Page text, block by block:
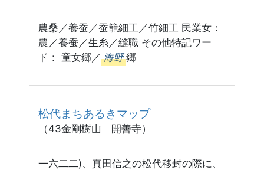
農桑／養蚕／蚕籠細工／竹細工 民業女：
農／養蚕／生糸／縫職 その他特記ワー
ド： 童女郷／ 海野 郷
松代まちあるきマップ
（43金剛樹山 開善寺）
一六二二)、真田信之の松代移封の際に、